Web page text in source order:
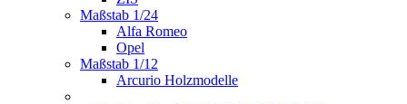
Maßstab 1/24
Alfa Romeo
Opel
Maßstab 1/12
Arcurio Holzmodelle